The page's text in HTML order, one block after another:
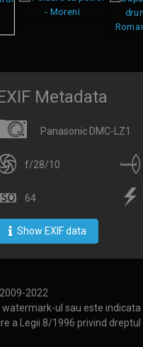
Metadata
Panasonic DMC-LZ1
f/28/10
64
Show EXIF data
2022
ul sau este indicata
a Legii 8/1996 privind dreptul